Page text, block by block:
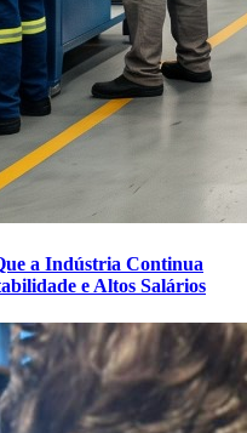
a Indústria Continua
e Altos Salários